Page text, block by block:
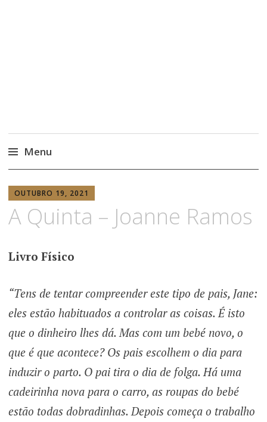
Menu
para
o
conteúdo
OUTUBRO 19, 2021
A Quinta – Joanne Ramos
Livro Físico
“Tens de tentar compreender este tipo de pais, Jane:
eles estão habituados a controlar as coisas. É isto
que o dinheiro lhes dá. Mas com um bebé novo, o
que é que acontece? Os pais escolhem o dia para
induzir o parto. O pai tira o dia de folga. Há uma
cadeirinha nova para o carro, as roupas do bebé
estão todas dobradinhas. Depois começa o trabalho